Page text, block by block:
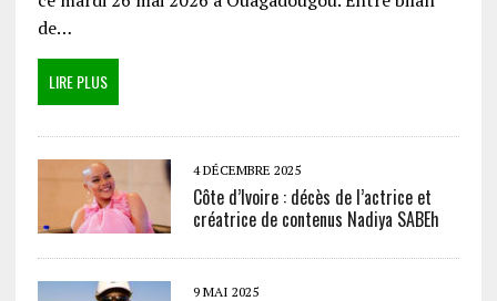
de…
LIRE PLUS
4 DÉCEMBRE 2025
Côte d’Ivoire : décès de l’actrice et
créatrice de contenus Nadiya SABEh
9 MAI 2025